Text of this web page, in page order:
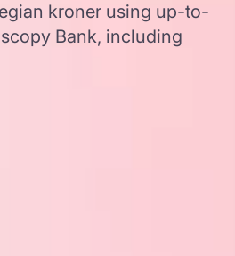
kroner using up-to-
Bank, including